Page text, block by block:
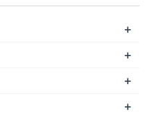
+
+
+
+